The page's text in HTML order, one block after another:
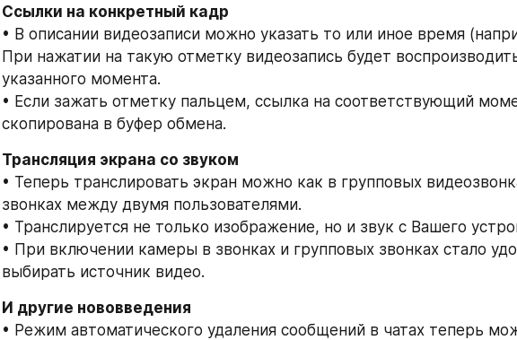
Ссылки на конкретный кадр
• В описании видеозаписи можно указать то или иное время
При нажатии на такую отметку видеозапись будет
указанного момента.
• Если зажать отметку пальцем, ссылка на соответствующий
скопирована в буфер обмена.
Трансляция экрана со звуком
• Теперь транслировать экран можно как в групповых
звонках между двумя пользователями.
• Транслируется не только изображение, но и звук с Вашего
• При включении камеры в звонках и групповых звонках стало
выбирать источник видео.
И другие нововведения
• Режим автоматического удаления сообщений в чатах теперь